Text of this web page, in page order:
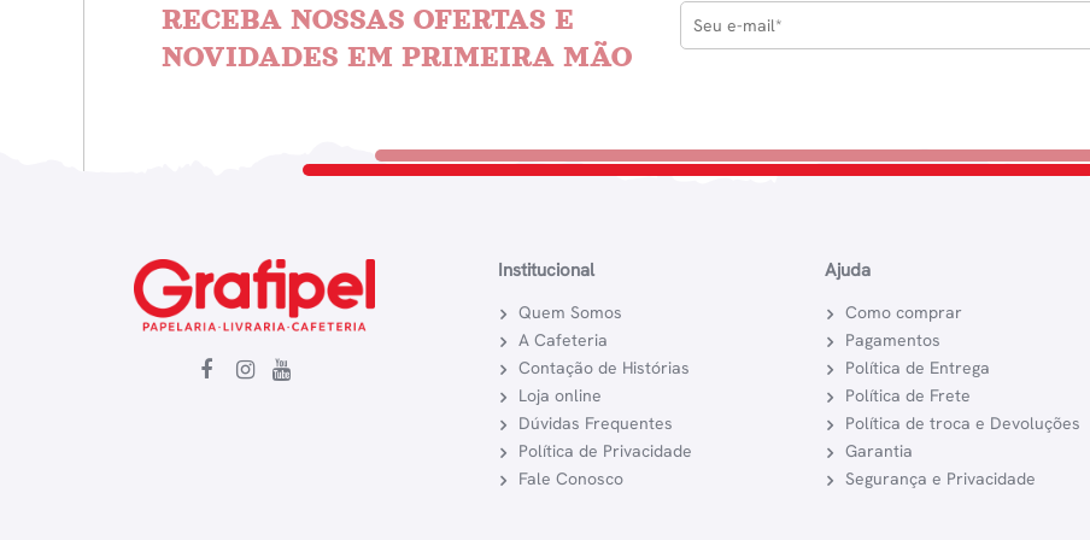
RECEBA NOSSAS OFERTAS E
NOVIDADES EM PRIMEIRA MÃO
Institucional
Quem Somos
A Cafeteria
Contação de Histórias
Loja online
Dúvidas Frequentes
Política de Privacidade
Fale Conosco
Ajuda
Como comprar
Pagamentos
Política de Entrega
Política de Frete
Política de troca e Devoluções
Garantia
Segurança e Privacidade